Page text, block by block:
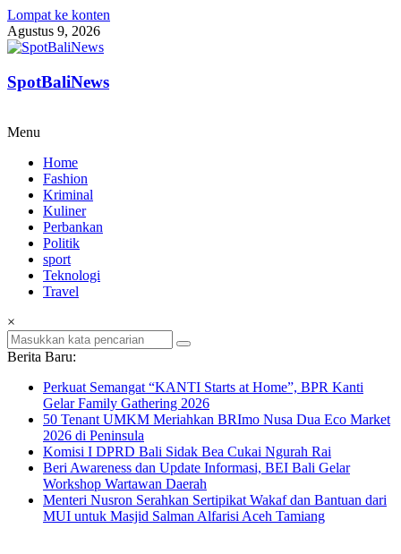
Lompat ke konten
Agustus 9, 2026
SpotBaliNews
Menu
Home
Fashion
Kriminal
Kuliner
Perbankan
Politik
sport
Teknologi
Travel
×
Berita Baru:
Perkuat Semangat “KANTI Starts at Home”, BPR Kanti
Gelar Family Gathering 2026
50 Tenant UMKM Meriahkan BRImo Nusa Dua Eco Market
2026 di Peninsula
Komisi I DPRD Bali Sidak Bea Cukai Ngurah Rai
Beri Awareness dan Update Informasi, BEI Bali Gelar
Workshop Wartawan Daerah
Menteri Nusron Serahkan Sertipikat Wakaf dan Bantuan dari
MUI untuk Masjid Salman Alfarisi Aceh Tamiang